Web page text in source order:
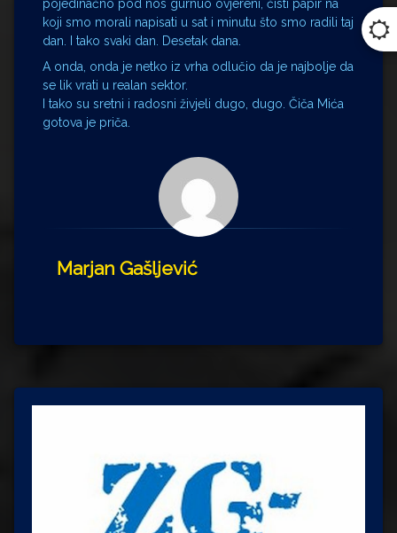
pojedinačno pod nos gurnuo ovjereni, čisti papir na
koji smo morali napisati u sat i minutu što smo radili taj
dan. I tako svaki dan. Desetak dana.
A onda, onda je netko iz vrha odlučio da je najbolje da
se lik vrati u realan sektor.
I tako su sretni i radosni živjeli dugo, dugo. Čiča Mića
gotova je priča.
Marjan Gašljević